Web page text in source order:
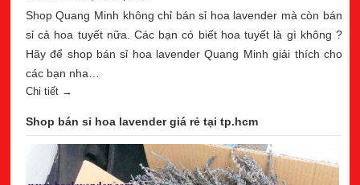
Shop Quang Minh không chỉ bán sỉ hoa lavender mà còn bán
sỉ cả hoa tuyết nữa. Các bạn có biết hoa tuyết là gì không ?
Hãy để shop bán sỉ hoa lavender Quang Minh giải thích cho
các bạn nha…
Chi tiết →
Shop bán sỉ hoa lavender giá rẻ tại tp.hcm